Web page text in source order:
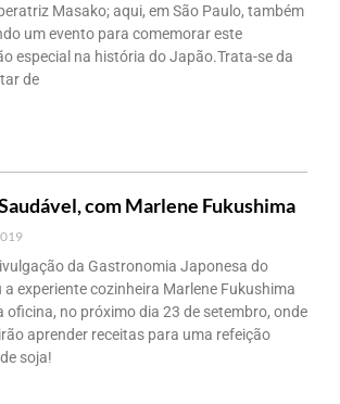
Masako; aqui, em São Paulo, também
um evento para comemorar este
especial na história do Japão.Trata-se da
de
com Marlene Fukushima
da Gastronomia Japonesa do
experiente cozinheira Marlene Fukushima
oficina, no próximo dia 23 de setembro, onde
aprender receitas para uma refeição
soja!